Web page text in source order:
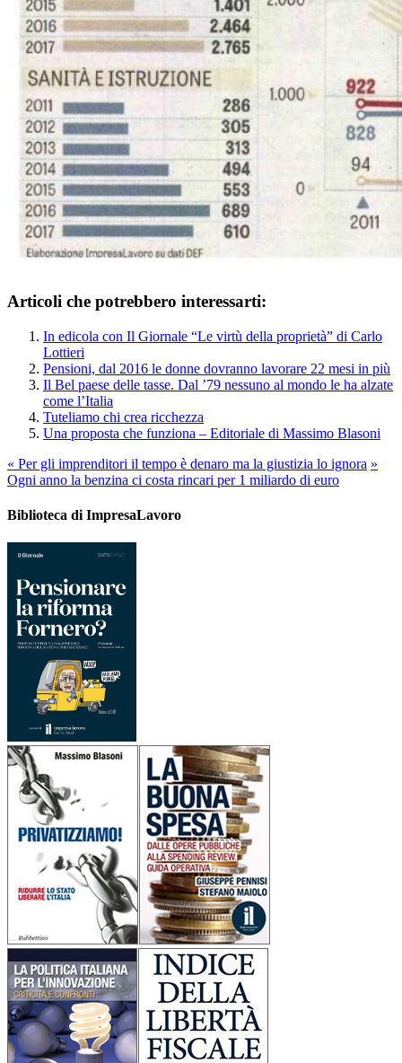
Articoli che potrebbero interessarti:
In edicola con Il Giornale “Le virtù della proprietà” di Carlo
Lottieri
Pensioni, dal 2016 le donne dovranno lavorare 22 mesi in più
Il Bel paese delle tasse. Dal ’79 nessuno al mondo le ha alzate
come l’Italia
Tuteliamo chi crea ricchezza
Una proposta che funziona – Editoriale di Massimo Blasoni
« Per gli imprenditori il tempo è denaro ma la giustizia lo ignora »
Ogni anno la benzina ci costa rincari per 1 miliardo di euro
Biblioteca di ImpresaLavoro